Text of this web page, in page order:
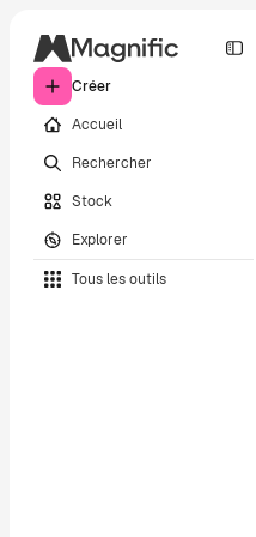
Créer
Accueil
Rechercher
Stock
Explorer
Tous les outils